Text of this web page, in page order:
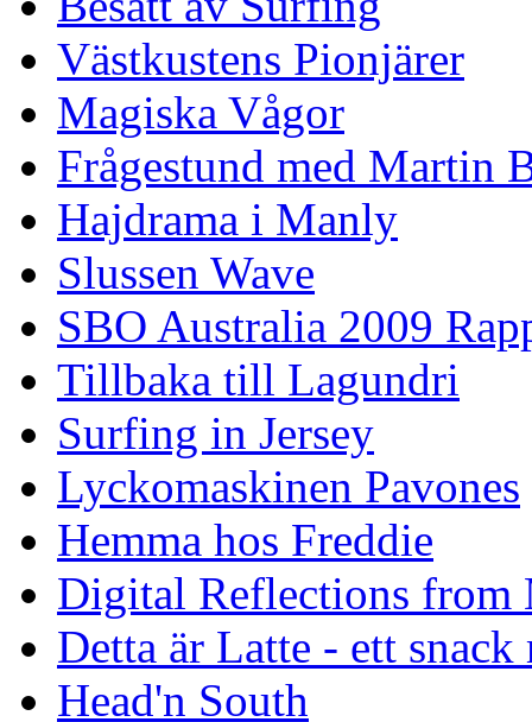
Västkustens Pionjärer
Magiska Vågor
Frågestund med Martin
Hajdrama i Manly
Slussen Wave
SBO Australia 2009
Tillbaka till Lagundri
Surfing in Jersey
Lyckomaskinen Pavones
Hemma hos Freddie
Digital Reflections from
Detta är Latte - ett
Head'n South